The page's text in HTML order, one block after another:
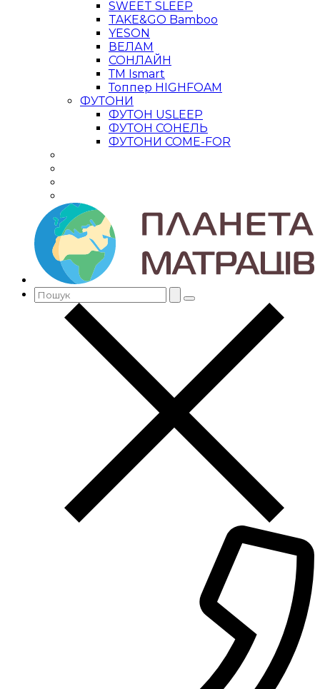
SWEET SLEEP
TAKE&GO Bamboo
YESON
ВЕЛАМ
СОНЛАЙН
ТМ Ismart
Топпер HIGHFOAM
ФУТОНИ
ФУТОН USLEEP
ФУТОН СОНЕЛЬ
ФУТОНИ COME-FOR